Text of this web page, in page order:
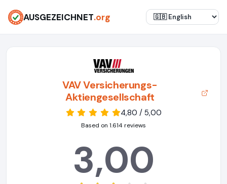
AUSGEZEICHNET.org
VAV Versicherungs-
Aktiengesellschaft
4,80 / 5,00
Based on 1.614 reviews
3,00